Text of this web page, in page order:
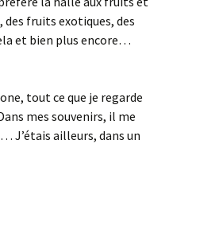
des fruits exotiques, des
et bien plus encore…
tout ce que je regarde
mes souvenirs, il me
J’étais ailleurs, dans un